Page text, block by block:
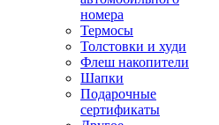
номера
Термосы
Толстовки и худи
Флеш накопители
Шапки
Подарочные
сертификаты